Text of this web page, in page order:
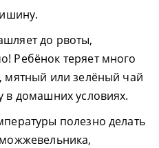
до рвоты,
Ребёнок теряет много
мятный или зелёный чай
в домашних условиях.
полезно делать